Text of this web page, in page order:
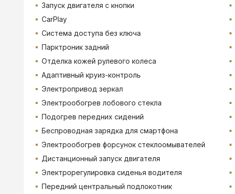
Запуск двигателя с кнопки
CarPlay
Система доступа без ключа
Парктроник задний
Отделка кожей рулевого колеса
Адаптивный круиз-контроль
Электропривод зеркал
Электрообогрев лобового стекла
Подогрев передних сидений
Беспроводная зарядка для смартфона
Электрообогрев форсунок стеклоомывателей
Дистанционный запуск двигателя
Электрорегулировка сиденья водителя
Передний центральный подлокотник